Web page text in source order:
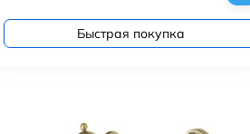
Быстрая покупка